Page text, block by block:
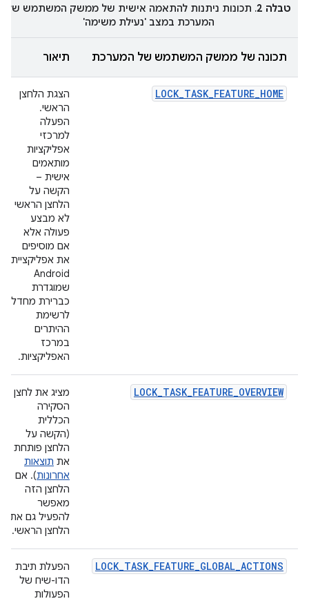
טבלה 2
. תכונות ניתנות להתאמה אישית של ממשק המשתמש של
המערכת במצב 'נעילת משימה'
תכונה של ממשק המשתמש של המערכת תיאור
LOCK_TASK_FEATURE_HOME
הצגת הלחצן
הראשי.
הפעלה
למרכזי
אפליקציות
מותאמים
אישית –
הקשה על
הלחצן הראשי
לא מבצע
פעולה אלא
אם מוסיפים
את אפליקציית
Android
שמוגדרת
כברירת מחדל
לרשימת
ההיתרים
במרכז
האפליקציות.
LOCK_TASK_FEATURE_OVERVIEW
מציג את לחצן
הסקירה
הכללית
(הקשה על
הלחצן פותחת
את תוצאות
אחרונות). אם
הלחצן הזה
מאפשר
להפעיל גם את
הלחצן הראשי.
LOCK_TASK_FEATURE_GLOBAL_ACTIONS
הפעלת תיבת
הדו-שיח של
הפעולות